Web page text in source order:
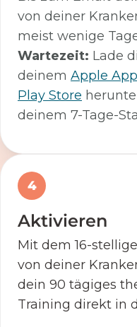
von deiner
meist wenige
Wartezeit: Lade
deinem Apple
Play Store
deinem 7-Tage-
4
Aktivieren
Mit dem 16-
von deiner
dein 90 tägiges
Training direkt in